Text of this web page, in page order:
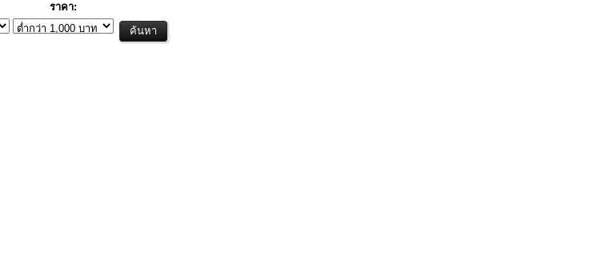
ราคา: